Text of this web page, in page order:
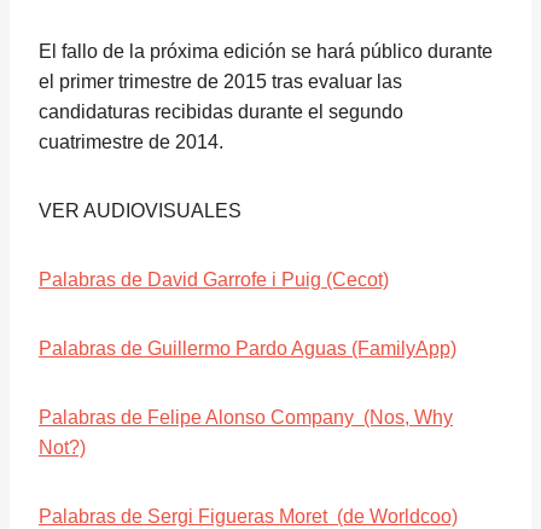
El fallo de la próxima edición se hará público durante
el primer trimestre de 2015 tras evaluar las
candidaturas recibidas durante el segundo
cuatrimestre de 2014.
VER AUDIOVISUALES
Palabras de David Garrofe i Puig (Cecot)
Palabras de Guillermo Pardo Aguas (FamilyApp)
Palabras de Felipe Alonso Company (Nos, Why
Not?)
Palabras de Sergi Figueras Moret (de Worldcoo)